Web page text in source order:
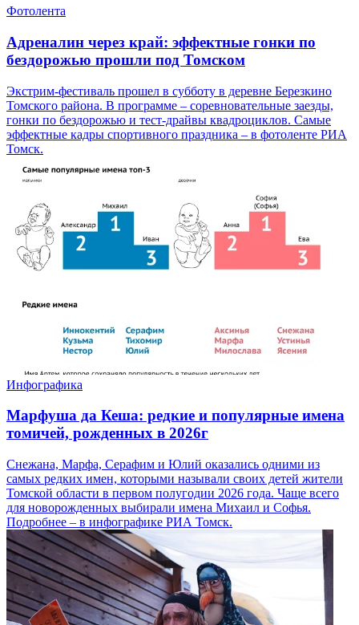
Фотолента
Адреналин через край: эффектные гонки по
бездорожью прошли под Томском
Экстрим-фестиваль прошел в субботу в деревне Березкино
Томского района. В программе – соревновательные заезды,
гонки по бездорожью и тест-драйвы квадроциклов. Самые
эффектные кадры спортивного праздника – в фотоленте РИА
Томск.
Инфографика
Марфуша да Кеша: редкие и популярные имена
томичей, рожденных в 2026г
Снежана, Марфа, Серафим и Юлий оказались одними из
самых редких имен, которыми называли своих детей жители
Томской области в первом полугодии 2026 года. Чаще всего
для новорожденных выбирали имена Михаил и Софья.
Подробнее – в инфографике РИА Томск.